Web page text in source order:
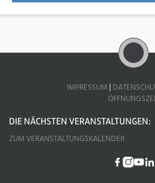
IMPRESSUM |
DIE NÄCHSTEN VERANSTALTUNGEN:
ZUM VERANSTALTUNGSKALENDER